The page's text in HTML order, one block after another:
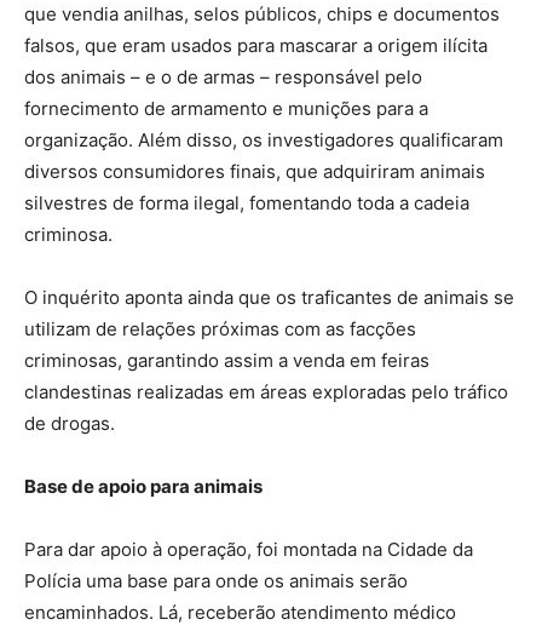
que vendia anilhas, selos públicos, chips e documentos
falsos, que eram usados para mascarar a origem ilícita
dos animais – e o de armas – responsável pelo
fornecimento de armamento e munições para a
organização. Além disso, os investigadores qualificaram
diversos consumidores finais, que adquiriram animais
silvestres de forma ilegal, fomentando toda a cadeia
criminosa.
O inquérito aponta ainda que os traficantes de animais se
utilizam de relações próximas com as facções
criminosas, garantindo assim a venda em feiras
clandestinas realizadas em áreas exploradas pelo tráfico
de drogas.
Base de apoio para animais
Para dar apoio à operação, foi montada na Cidade da
Polícia uma base para onde os animais serão
encaminhados. Lá, receberão atendimento médico